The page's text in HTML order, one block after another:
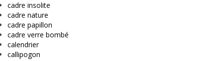
cadre insolite
cadre nature
cadre papillon
cadre verre bombé
calendrier
callipogon